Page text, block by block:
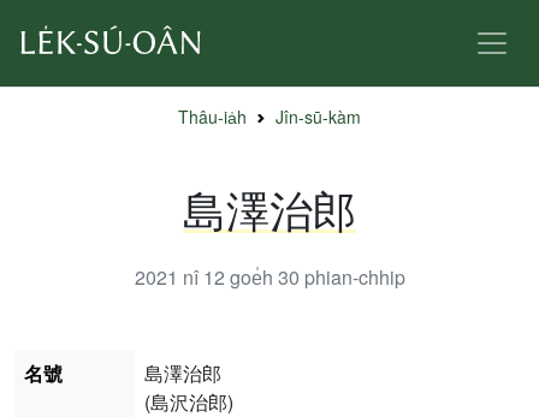
Thâu-ia̍h Jîn-sū-kàm
島澤治郎
2021 nî 12 goe̍h 30 phian-chhip
名號
島澤治郎
(島沢治郎)